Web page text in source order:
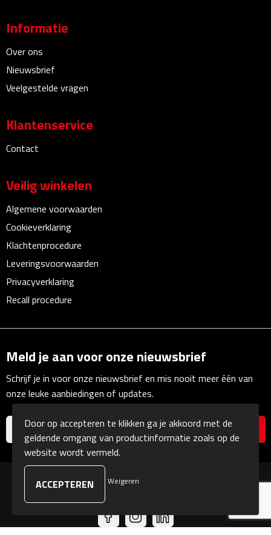
Bureaulampen
Bureau onderleggers
Bureau organizers
Bureausets
Bureau ventilatoren
Boekenleggers
Briefopeners
Gummen
Linialen
Magneten
Muismatten
Pennen etui's
Pennenhouders
Puntenslijpers
Rekenmachines
Document- & Schrijfmappen
Informatie
Over ons
Nieuwsbrief
Veelgestelde vragen
Klantenservice
Contact
Veilig winkelen
Algemene voorwaarden
Cookieverklaring
Klachtenprocedure
Leveringsvoorwaarden
Privacyverklaring
Recall procedure
Meld je aan voor onze nieuwsbrief
Schrijf je in voor onze nieuwsbrief en mis nooit meer één van
onze leuke aanbiedingen of updates.
© Copyright Kranengeschenken 2026
Door op accepteren te klikken ga je akkoord met de
geldende omgang van productinformatie zoals op de
website wordt vermeld.
Weigeren